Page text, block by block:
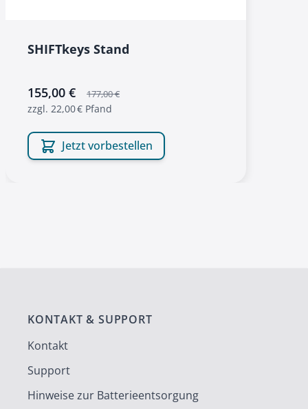
SHIFTkeys Stand
sonderangebot
155,00 € 177,00 €
zzgl. 22,00 € Pfand
Jetzt vorbestellen
KONTAKT & SUPPORT
Kontakt
Support
Hinweise zur Batterieentsorgung